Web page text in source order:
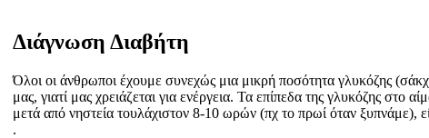
Διάγνωση Διαβήτη
Όλοι οι άνθρωποι έχουμε συνεχώς μια μικρή ποσότητα γλυκόζης
μας, γιατί μας χρειάζεται για ενέργεια. Τα επίπεδα της γλυκόζης στο
μετά από νηστεία τουλάχιστον 8-10 ωρών (πχ το πρωί όταν ξυπνάμε),
.